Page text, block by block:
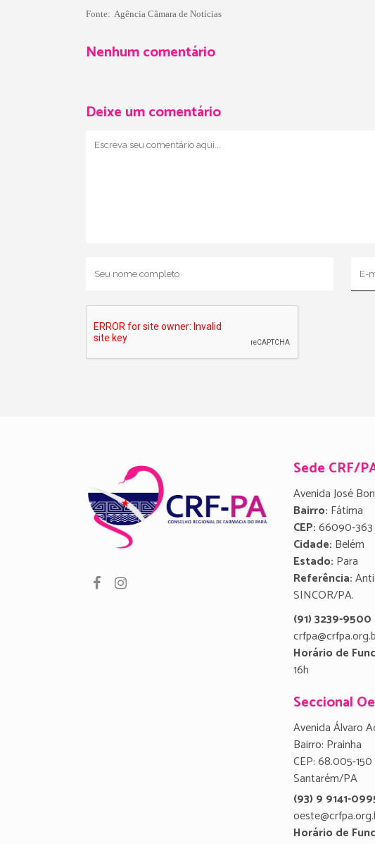
Fonte: Agência Câmara de Notícias
Nenhum comentário
Deixe um comentário
Sede CRF/
Avenida José
Bairro: Fátima
CEP:66090-363
Cidade: Belém
Estado: Para
Referência:
SINCOR/PA.
(91) 3239-9500
Horário de
16h
Seccional
Avenida Álvaro
Bairro: Prainha
CEP: 68.005-150
Santarém/PA
(93) 9 9141-
Horário de